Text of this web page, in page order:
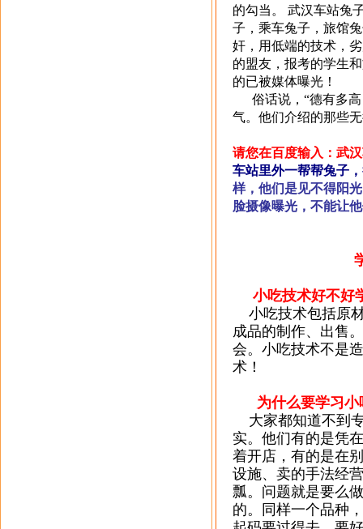
的勾当。 武汉车站兔
子，乘车兔子，旅馆
奸，用低端的技术，
的盟友，报考的学生
的已被媒体曝光！
俗话说，“德有多高
气。他们介绍的那些
请您在百度输入：武
车站里外一帮帮兔子
样，他们是见不得阳
脸摄像曝光，不能让
小吃技术好不好
小吃技术包括原
成品的制作、出售
会。小吃技术不是
术！
为什么要学习
大家都知道不到
实。 他们有的是凭
着开店，有的是在
设施、卖的手法经
瓢。问题就是要么
的。同样一个品种